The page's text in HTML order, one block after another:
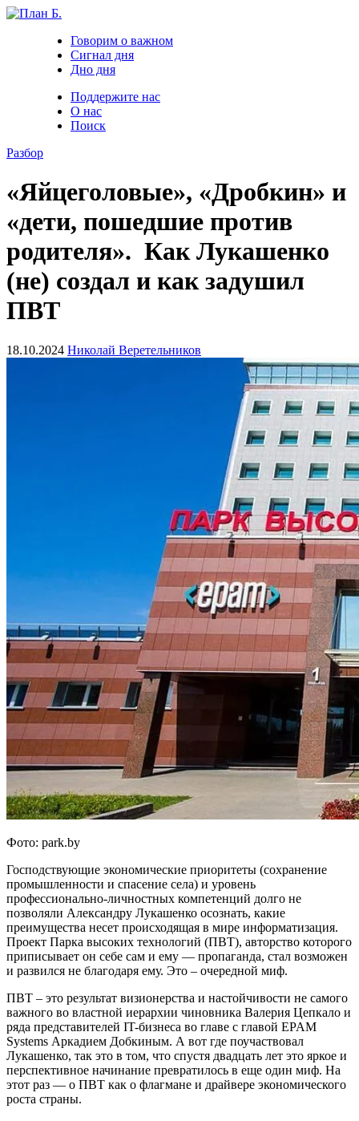
Говорим о важном
Сигнал дня
Дно дня
Поддержите нас
О нас
Поиск
Разбор
«Яйцеголовые», «Дробкин» и
«дети, пошедшие против
родителя». Как Лукашенко
(не) создал и как задушил
ПВТ
18.10.2024 Николай Веретельников
Фото: park.by
Господствующие экономические приоритеты (сохранение
промышленности и спасение села) и уровень
профессионально-личностных компетенций долго не
позволяли Александру Лукашенко осознать, какие
преимущества несет происходящая в мире информатизация.
Проект Парка высоких технологий (ПВТ), авторство которого
приписывает он себе сам и ему — пропаганда, стал возможен
и развился не благодаря ему. Это – очередной миф.
ПВТ – это результат визионерства и настойчивости не самого
важного во властной иерархии чиновника Валерия Цепкало и
ряда представителей IT-бизнеса во главе с главой EPAM
Systems Аркадием Добкиным. А вот где поучаствовал
Лукашенко, так это в том, что спустя двадцать лет это яркое и
перспективное начинание превратилось в еще один миф. На
этот раз — о ПВТ как о флагмане и драйвере экономического
роста страны.